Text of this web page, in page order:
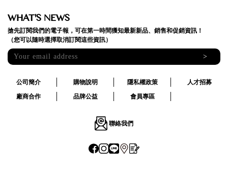
WHAT'S NEWS
搶先訂閱我們的電子報，可在第一時間獲知最新新品、銷售和促銷資訊！
（您可以隨時選擇取消訂閱這些資訊）
>
公司簡介 購物說明 隱私權政策
人才招募
廠商合作
品牌公益 會員專區
聯絡我們